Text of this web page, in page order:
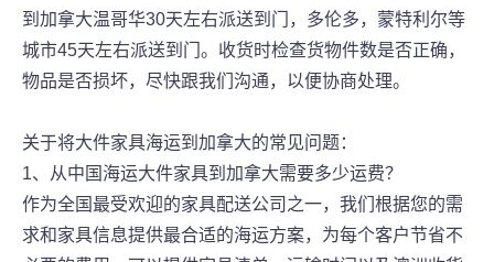
到加拿大温哥华30天左右派送到门，多伦多，蒙特利尔等
城市45天左右派送到门。收货时检查货物件数是否正确，
物品是否损坏，尽快跟我们沟通，以便协商处理。
关于将大件家具海运到加拿大的常见问题：
1、从中国海运大件家具到加拿大需要多少运费？
作为全国最受欢迎的家具配送公司之一，我们根据您的需
求和家具信息提供最合适的海运方案，为每个客户节省不